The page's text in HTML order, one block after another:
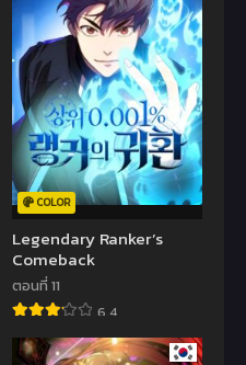
COLOR
Legendary Ranker’s
Comeback
ตอนที่ 11
6.4